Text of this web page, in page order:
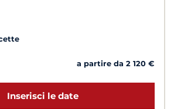
a partire da 2 120 €
Inserisci le date